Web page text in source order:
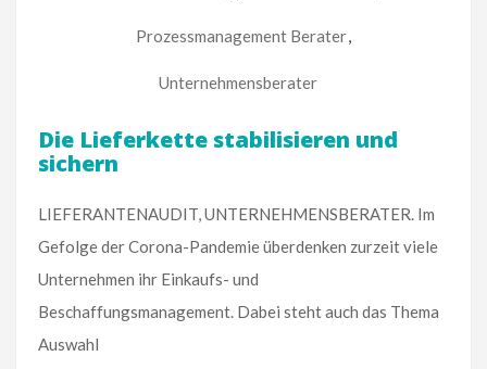
Prozessmanagement Berater,
Unternehmensberater
Die Lieferkette stabilisieren und
sichern
LIEFERANTENAUDIT, UNTERNEHMENSBERATER. Im
Gefolge der Corona-Pandemie überdenken zurzeit viele
Unternehmen ihr Einkaufs- und
Beschaffungsmanagement. Dabei steht auch das Thema
Auswahl